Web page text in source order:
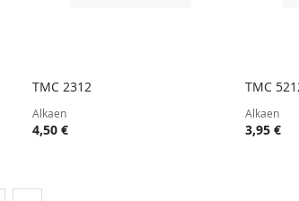
VERTAILUUN
VERTAILUUN
TMC 2312
Alkaen
4,50 €
TMC
Alkaen
3,95 €